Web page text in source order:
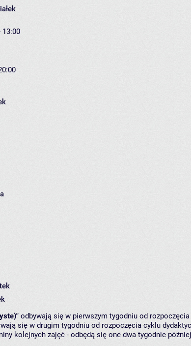
13:00
odbywają się w pierwszym tygodniu od
się w drugim tygodniu od rozpoczęcia cyklu
kolejnych zajęć - odbędą się one dwa tygodnie